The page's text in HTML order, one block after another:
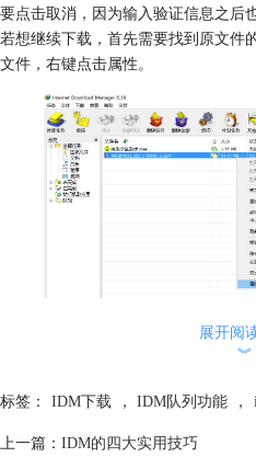
要点击取消，因为输入验证信息之后
若想继续下载，首先需要找到原文件
文件，右键点击属性。
之后会弹出文件属性对话框，在地址
展开阅
︾
标签： IDM下载 ， IDM队列功能 ，
上一篇： IDM的四大实用技巧